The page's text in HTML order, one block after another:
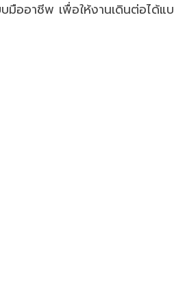
ออาชีพ เพื่อให้งานเดินต่อได้แ